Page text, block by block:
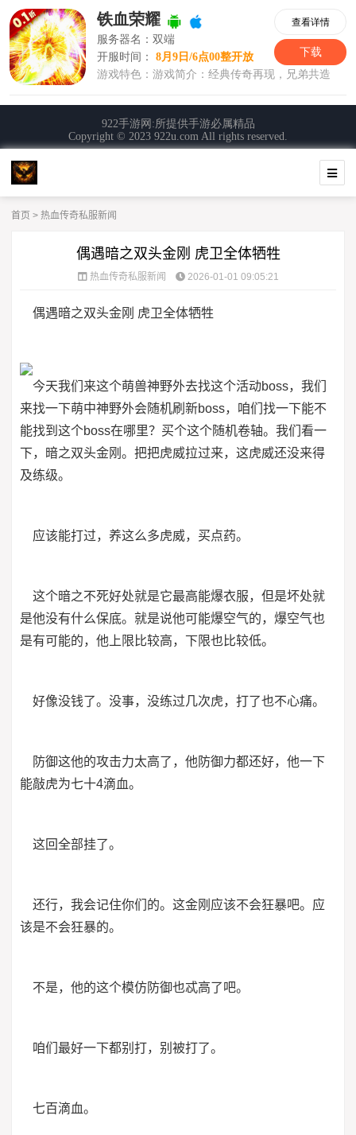
首页 > 热血传奇私服新闻
偶遇暗之双头金刚 虎卫全体牺牲
热血传奇私服新闻 2026-01-01 09:05:21
偶遇暗之双头金刚 虎卫全体牺牲
今天我们来这个萌兽神野外去找这个活动boss，我们
来找一下萌中神野外会随机刷新boss，咱们找一下能不
能找到这个boss在哪里？买个这个随机卷轴。我们看一
下，暗之双头金刚。把把虎威拉过来，这虎威还没来得
及练级。
应该能打过，养这么多虎威，买点药。
这个暗之不死好处就是它最高能爆衣服，但是坏处就
是他没有什么保底。就是说他可能爆空气的，爆空气也
是有可能的，他上限比较高，下限也比较低。
好像没钱了。没事，没练过几次虎，打了也不心痛。
防御这他的攻击力太高了，他防御力都还好，他一下
能敲虎为七十4滴血。
这回全部挂了。
还行，我会记住你们的。这金刚应该不会狂暴吧。应
该是不会狂暴的。
不是，他的这个模仿防御也忒高了吧。
咱们最好一下都别打，别被打了。
七百滴血。